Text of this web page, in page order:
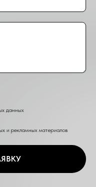
данных
и рекламных материалов